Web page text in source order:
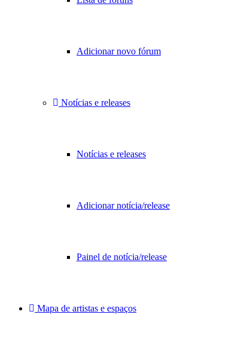
Adicionar novo fórum
Notícias e releases
Notícias e releases
Adicionar notícia/release
Painel de notícia/release
Mapa de artistas e espaços